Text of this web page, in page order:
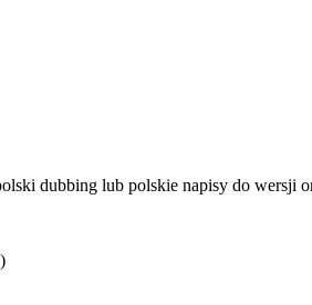
dubbing lub polskie napisy do wersji